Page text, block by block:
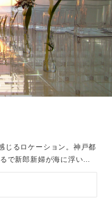
じるロケーション。神戸都
で新郎新婦が海に浮いて
ッドデザイン賞」をはじ
と一体になったチャペルで